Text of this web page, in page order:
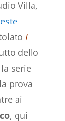
Villa,
I
dello
serie
prova
ai
, qui